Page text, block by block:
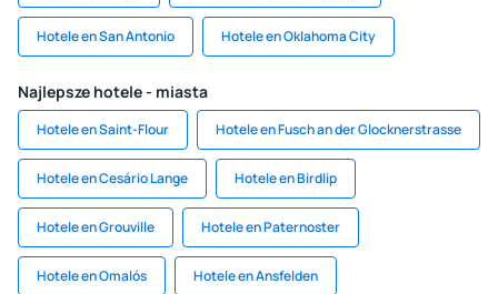
Hotele en San Antonio Hotele en Oklahoma City
Najlepsze hotele - miasta
Hotele en Saint-Flour Hotele en Fusch an der Glocknerstrasse
Hotele en Cesário Lange Hotele en Birdlip
Hotele en Grouville Hotele en Paternoster
Hotele en Omalós Hotele en Ansfelden